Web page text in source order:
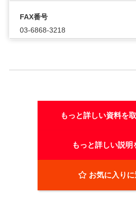
FAX番号
03-6868-3218
もっと詳しい資料を
もっと詳しい説明
お気に入りに